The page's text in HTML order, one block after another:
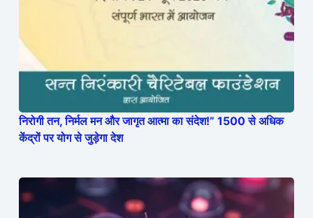
निरोगी तन, निर्मल मन और जागृत आत्मा का संदेश!” 1500 से अधिक
केंद्रों पर योग से जुड़ेगा देश